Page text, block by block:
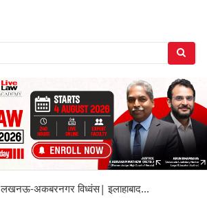
लखनऊ-अकबरनगर विध्वंस| इलाहाबाद...